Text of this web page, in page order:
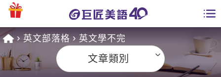
課程總覽
學員專區
英文部落格 英文學不完
文章類別